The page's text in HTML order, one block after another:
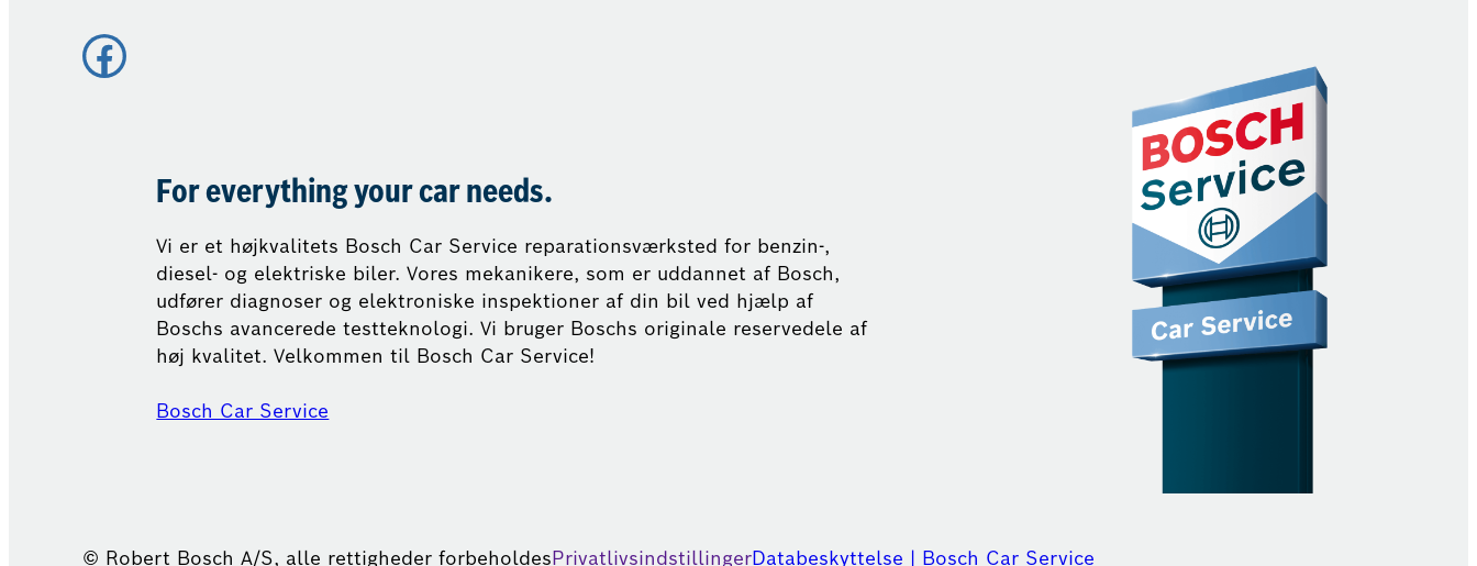
Facebook
For everything your car needs.
Vi er et højkvalitets Bosch Car Service reparationsværksted for benzin-,
diesel- og elektriske biler. Vores mekanikere, som er uddannet af Bosch,
udfører diagnoser og elektroniske inspektioner af din bil ved hjælp af
Boschs avancerede testteknologi. Vi bruger Boschs originale reservedele af
høj kvalitet. Velkommen til Bosch Car Service!
Bosch Car Service
© Robert Bosch A/S, alle rettigheder forbeholdesPrivatlivsindstillingerDatabeskyttelse | Bosch Car Service